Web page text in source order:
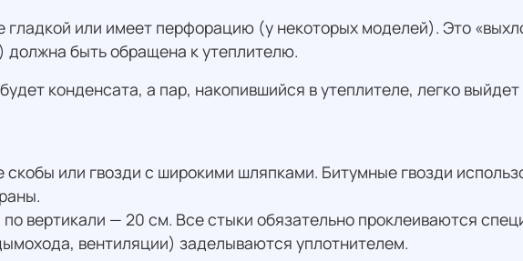
или имеет перфорацию (у некоторых моделей). Это
быть обращена к утеплителю.
конденсата, а пар, накопившийся в утеплителе, легко
или гвозди с широкими шляпками. Битумные гвозди
вертикали — 20 см. Все стыки обязательно проклеиваются
вентиляции) заделываются уплотнителем.